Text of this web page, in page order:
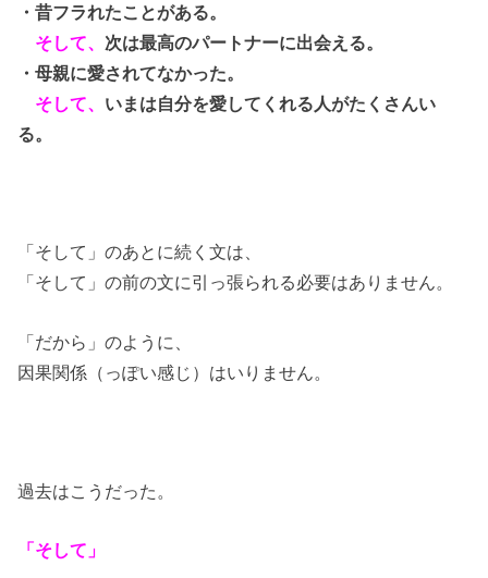
・昔フラれたことがある。
そして、 次は最高のパートナーに出会える。
・母親に愛されてなかった。
そして、 いまは自分を愛してくれる人がたくさんい
る。
「そして」のあとに続く文は、
「そして」の前の文に引っ張られる必要はありません。
「だから」のように、
因果関係（っぽい感じ）はいりません。
過去はこうだった。
「そして」